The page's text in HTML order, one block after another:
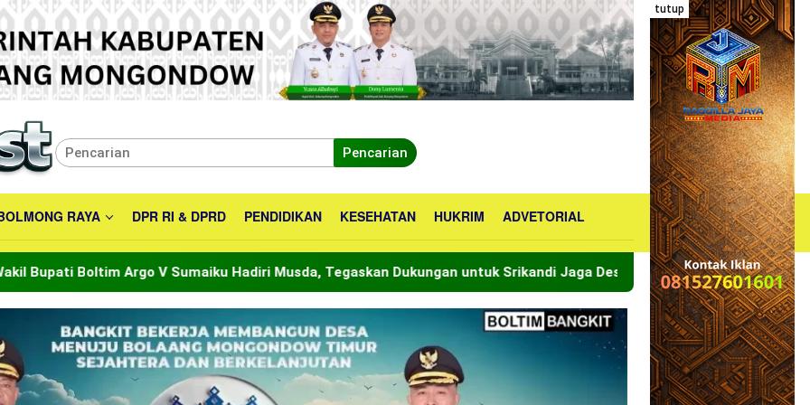
tutup
Pencarian
RAYA DPR RI & DPRD PENDIDIKAN KESEHATAN HUKRIM ADVETORIAL
Hadiri Musda, Tegaskan Dukungan untuk Srikandi Jaga Desa Bupati Oskar Manoppo Tinjau Lokasi